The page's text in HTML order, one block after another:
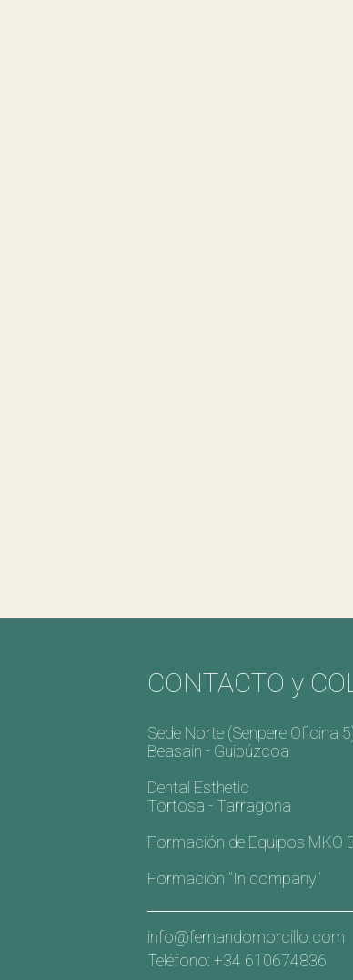
CONTACTO y
Sede Norte (Senpere Oficina
Beasain - Guipúzcoa
Dental Esthetic
Tortosa - Tarragona
Formación de Equipos MKO
Formación "In company"
info@fernandomorcillo.com
Teléfono: +34 610674836